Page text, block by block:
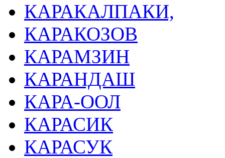
КАРАКАЛПАКИ,
КАРАКОЗОВ
КАРАМЗИН
КАРАНДАШ
КАРА-ООЛ
КАРАСИК
КАРАСУК